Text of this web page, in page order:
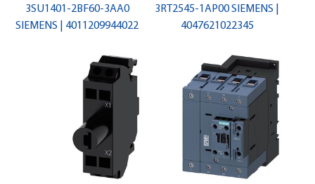
3SU1401-2BF60-3AA0
SIEMENS | 4011209944022
3RT2545-1AP00 SIEMENS |
4047621022345